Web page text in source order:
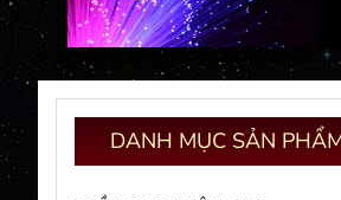
DANH MỤC SẢN